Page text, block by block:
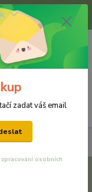
Menu
0 Kč
Pomněnka růžová
zadat váš email
osobních